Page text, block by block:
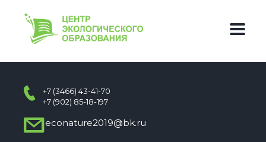
+7 (3466) 43-41-70
+7 (902) 85-18-197
econature2019@bk.ru